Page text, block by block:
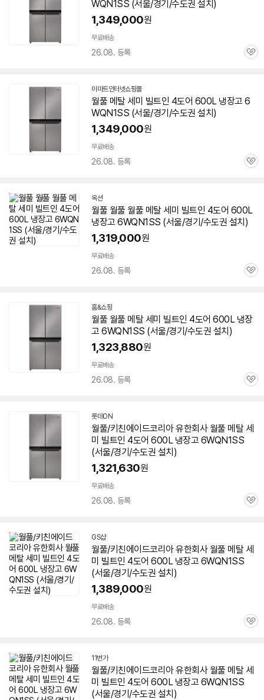
WQN1SS (서울/경기/수도권 설치)
1,349,000원
무료배송
26.08. 등록
관
이마트인터넷쇼핑몰
월풀 메탈 세미 빌트인 4도어 600L 냉장고 6
WQN1SS (서울/경기/수도권 설치)
1,349,000원
무료배송
26.08. 등록
관
옥션
월풀 월풀 월풀 메탈 세미 빌트인 4도어 600L
냉장고 6WQN1SS (서울/경기/수도권 설치)
1,319,000원
무료배송
26.08. 등록
관
홈&쇼핑
월풀 월풀 메탈 세미 빌트인 4도어 600L 냉장
고 6WQN1SS (서울/경기/수도권 설치)
1,323,880원
무료배송
26.08. 등록
관
롯데ON
월풀/키친에이드코리아 유한회사 월풀 메탈 세
미 빌트인 4도어 600L 냉장고 6WQN1SS
(서울/경기/수도권 설치)
1,321,630원
무료배송
26.08. 등록
관
GS샵
월풀/키친에이드코리아 유한회사 월풀 메탈 세
미 빌트인 4도어 600L 냉장고 6WQN1SS
(서울/경기/수도권 설치)
1,389,000원
무료배송
26.08. 등록
관
11번가
월풀/키친에이드코리아 유한회사 월풀 메탈 세
미 빌트인 4도어 600L 냉장고 6WQN1SS
(서울/경기/수도권 설치)